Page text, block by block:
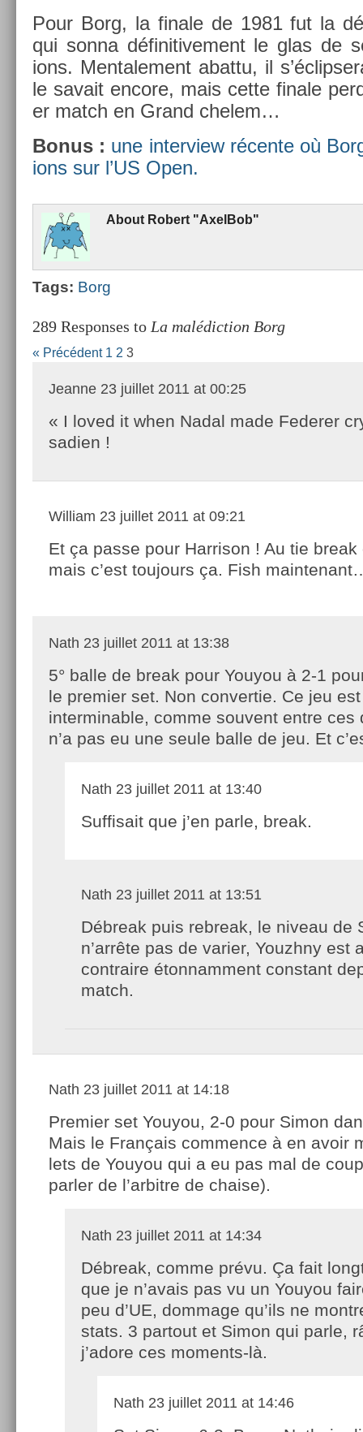
Pour Borg, la fin­ale de 1981 fut la
qui sonna définitive­ment le glas de
ions. Men­tale­ment ab­at­tu, il
le savait en­core, mais cette fin­ale
er match en Grand chelem…
Bonus : une in­ter­view récente où
ions sur l’US Open.
About Robert "Ax­el­Bob"
Tags: Borg
289 Responses to La malédiction Borg
« Précédent 1 2 3
Jeanne 23 juillet 2011 at 00:25
« I loved it when Nadal made Federer
sadien !
William 23 juillet 2011 at 09:21
Et ça passe pour Harrison ! Au tie break
mais c’est toujours ça. Fish
Nath 23 juillet 2011 at 13:38
5° balle de break pour Youyou à 2-1
le premier set. Non convertie. Ce jeu est
interminable, comme souvent entre
n’a pas eu une seule balle de jeu. Et
Nath 23 juillet 2011 at 13:40
Suffisait que j’en parle, break.
Nath 23 juillet 2011 at 13:51
Débreak puis rebreak, le niveau de
n’arrête pas de varier, Youzhny est
contraire étonnamment constant
match.
Nath 23 juillet 2011 at 14:18
Premier set Youyou, 2-0 pour Simon
Mais le Français commence à en avoir
lets de Youyou qui a eu pas mal de
parler de l’arbitre de chaise).
Nath 23 juillet 2011 at 14:34
Débreak, comme prévu. Ça fait
que je n’avais pas vu un Youyou
peu d’UE, dommage qu’ils ne
stats. 3 partout et Simon qui parle,
j’adore ces moments-là.
Nath 23 juillet 2011 at 14:46